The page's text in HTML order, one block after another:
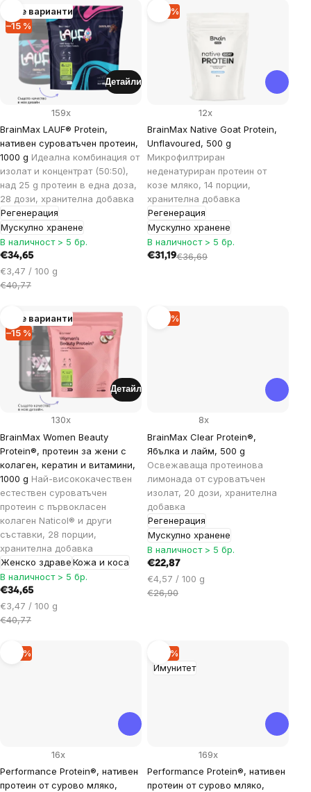
List
of
products
–15 %
Още варианти
BrainMax LAUF® Protein,
нативен суроватъчен протеин,
1000 g Идеална комбинация от
изолат и концентрат (50:50),
над 25 g протеин в една доза,
28 дози, хранителна добавка
Регенерация
Мускулно хранене
159x
В наличност > 5 бр.
€34,65
Цена
за
€3,47 / 100 g
€40,77
Детайли
–14 %
BrainMax Native Goat Protein,
Unflavoured, 500 g
Микрофилтриран
неденатуриран протеин от
козе мляко, 14 порции,
хранителна добавка
Регенерация
Мускулно хранене
12x
В наличност > 5 бр.
€31,19€36,69
–15 %
Още варианти
BrainMax Women Beauty
Protein®, протеин за жени с
колаген, кератин и витамини,
1000 g Най-висококачествен
естествен суроватъчен
протеин с първокласен
колаген Naticol® и други
съставки, 28 порции,
хранителна добавка
Женско здравеКожа и коса
130x
В наличност > 5 бр.
€34,65
Цена
за
€3,47 / 100 g
€40,77
Детайл
–14 %
BrainMax Clear Protein®,
Ябълка и лайм, 500 g
Освежаваща протеинова
лимонада от суроватъчен
изолат, 20 дози, хранителна
добавка
Регенерация
Мускулно хранене
8x
В наличност > 5 бр.
€22,87
Цена
за
€4,57 / 100 g
€26,90
–15 %
Performance Protein®, нативен
протеин от сурово мляко,
16x
Имунитет
–15 %
Performance Protein®, нативен
протеин от сурово мляко,
169x